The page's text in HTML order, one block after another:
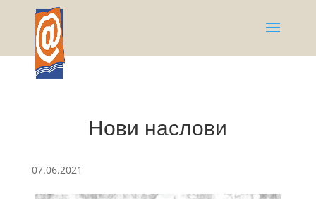
Нови наслови
07.06.2021